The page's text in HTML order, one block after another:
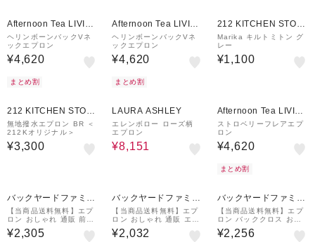
Afternoon Tea LIVIN
G
ヘリンボーンバックVネ
ックエプロン
¥4,620
まとめ割
Afternoon Tea LIVIN
G
ヘリンボーンバックVネ
ックエプロン
¥4,620
まとめ割
212 KITCHEN STOR
E
Marika キルトミトン グ
レー
¥1,100
212 KITCHEN STOR
E
無地撥水エプロン BR ＜
212Kオリジナル＞
¥3,300
LAURA ASHLEY
エレンボロー ローズ柄
エプロン
¥8,151
Afternoon Tea LIVIN
G
ストロベリーフレアエプ
ロン
¥4,620
まとめ割
バックヤードファミリ
ー
【当商品送料無料】エプ
ロン おしゃれ 通販 前掛
け 胸当てエプロン H型エ
プロン 撥水 はっ水 カフ
¥2,305
バックヤードファミリ
ー【当商品送料無料】エプ
ロン おしゃれ 通販 エプ
ロン ナチュラル レディ
ース h型 ワンピース ゆ
¥2,032
バックヤードファミリ
ー
【当商品送料無料】エプ
ロン バッククロス おし
ゃれ 通販 前掛け シャン
ブレー 生地 袖なし レデ
¥2,256